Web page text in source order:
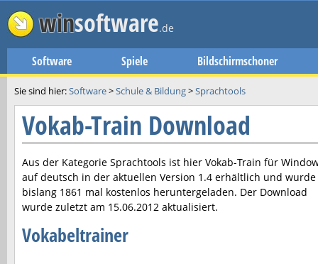
winsoftware.de
Software Spiele Bildschirmschoner
Sie sind hier:Software>Schule & Bildung>Sprachtools
Vokab-Train Download
Aus der Kategorie Sprachtools ist hier Vokab-Train für
auf deutsch in der aktuellen Version 1.4 erhältlich und wurde
bislang 1861 mal kostenlos heruntergeladen. Der Download
wurde zuletzt am 15.06.2012 aktualisiert.
Vokabeltrainer